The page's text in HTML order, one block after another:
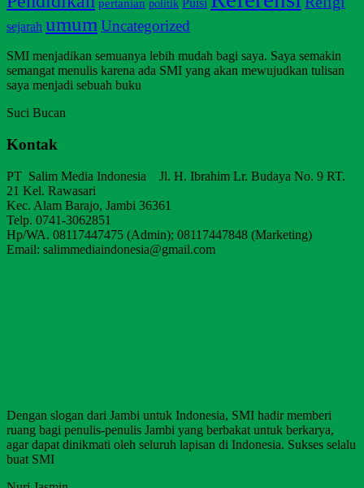
pertanian politik Puisi
sejarah umum Uncategorized
SMI menjadikan semuanya lebih mudah bagi saya. Saya semakin
semangat menulis karena ada SMI yang akan mewujudkan tulisan
saya menjadi sebuah buku
Suci Bucan
Kontak
PT Salim Media Indonesia Jl. H. Ibrahim Lr. Budaya No. 9 RT.
21 Kel. Rawasari
Kec. Alam Barajo, Jambi 36361
Telp. 0741-3062851
Hp/WA. 08117447475 (Admin); 08117447848 (Marketing)
Email: salimmediaindonesia@gmail.com
Dengan slogan dari Jambi untuk Indonesia, SMI hadir memberi
ruang bagi penulis-penulis Jambi yang berbakat untuk berkarya,
agar dapat dinikmati oleh seluruh lapisan di Indonesia. Sukses selalu
buat SMI